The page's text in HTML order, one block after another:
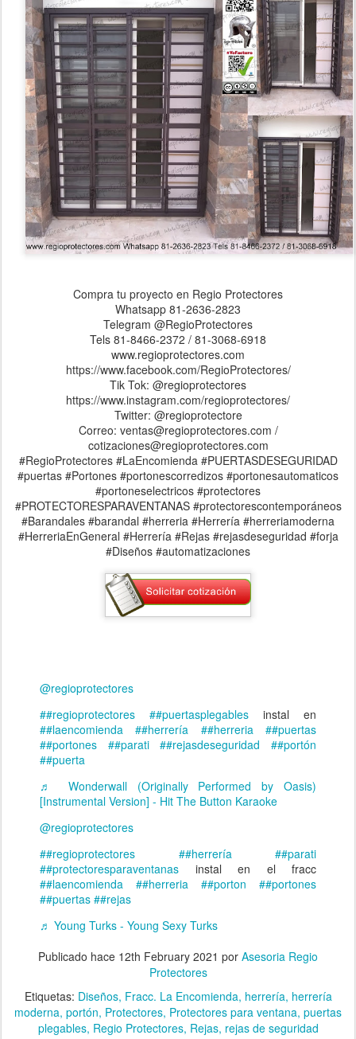
Compra tu proyecto en Regio Protectores
Whatsapp 81-2636-2823
Telegram @RegioProtectores
Tels 81-8466-2372 / 81-3068-6918
www.regioprotectores.com
https://www.facebook.com/RegioProtectores/
Tik Tok: @regioprotectores
https://www.instagram.com/regioprotectores/
Twitter: @regioprotectore
Correo: ventas@regioprotectores.com /
cotizaciones@regioprotectores.com
#RegioProtectores #LaEncomienda #PUERTASDESEGURIDAD
#puertas #Portones #portonescorredizos #portonesautomaticos
#portoneselectricos #protectores
#PROTECTORESPARAVENTANAS #protectorescontemporáneos
#Barandales #barandal #herreria #Herrería #herreriamoderna
#HerreriaEnGeneral #Herrería #Rejas #rejasdeseguridad #forja
#Diseños #automatizaciones
@regioprotectores
##regioprotectores
##puertasplegables instal en
##laencomienda
##herrería ##herreria
##puertas
##portones
##parati ##rejasdeseguridad
##portón
##puerta
♬ Wonderwall (Originally Performed by Oasis)
[Instrumental Version] - Hit The Button Karaoke
@regioprotectores
##regioprotectores
##herrería
##parati
##protectoresparaventanas instal en el fracc
##laencomienda
##herreria ##porton
##portones
##puertas ##rejas
♬ Young Turks - Young Sexy Turks
Publicado hace 12th February 2021 por Asesoria Regio
Protectores
Etiquetas: Diseños Fracc. La Encomienda herrería herrería
moderna portón Protectores Protectores para ventana puertas
plegables Regio Protectores Rejas rejas de seguridad